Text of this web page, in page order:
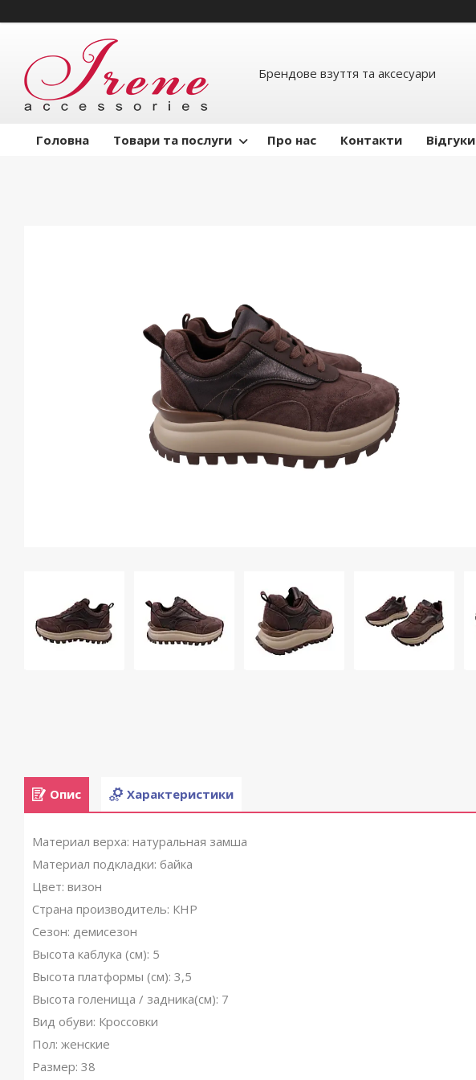
Брендове взуття та аксесуари
Головна Товари та послуги Про нас Контакти Відгуки
Опис Характеристики
Материал верха: натуральная замша
Материал подкладки: байка
Цвет: визон
Страна производитель: КНР
Сезон: демисезон
Высота каблука (см): 5
Высота платформы (см): 3,5
Высота голенища / задника(см): 7
Вид обуви: Кроссовки
Пол: женские
Размер: 38